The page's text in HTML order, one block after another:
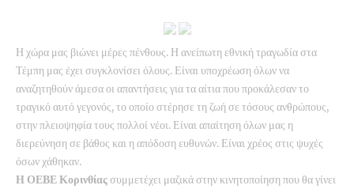
Η χώρα μας βιώνει μέρες πένθους. Η ανείπωτη εθνική τραγωδία στα
Τέμπη μας έχει συγκλονίσει όλους. Είναι υποχρέωση όλων να
αναζητηθούν άμεσα οι απαντήσεις για τα αίτια που προκάλεσαν το
τραγικό αυτό γεγονός, το οποίο στέρησε τη ζωή σε τόσους ανθρώπους,
στην πλειοψηφία τους πολλοί νέοι. Είναι απαίτηση όλων μας η
διερεύνηση σε βάθος και η απόδοση ευθυνών. Είναι χρέος στις ψυχές
όσων χάθηκαν.
Η ΟΕΒΕ Κορινθίαςσυμμετέχει μαζικά στην κινητοποίηση που θα γίνει